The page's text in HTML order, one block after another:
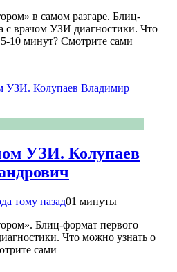
в самом разгаре. Блиц-
с врачом УЗИ диагностики. Что
10 минут? Смотрите сами
УЗИ. Колупаев
тому назад01 минуты
Блиц-формат первого
Что можно узнать о
сами